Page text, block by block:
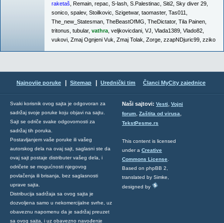
raketaš Remain repac S-lash S.Palestinac Siti2 Sky diver 29
sonico spalev, Stoilkovic Szigetwar, taomaster, Tas011
The_new_Statesman TheBeastOfMG TheDictator, Tila Painen
tritonus tubular, vathra veljkovicdani VJ Vlada1389 Vlado82
vukovi Zmaj Ognjeni Vuk Zmaj Tolak Zorge zzapNDjuric99 zziko
Najnovije poruke Sitemap Urednički tim Članci MyCity zajednice
Svaki korisnik ovog sajta je odgovoran za
sadržaj svoje poruke koju objavi na sajtu.
Sajt se odriče svake odgovornosti za
sadržaj tih poruka.
Postavljanjem vaše poruke ili vašeg
autorskog dela na ovaj sajt, saglasni ste da
ovaj sajt postaje distributer vašeg dela, i
odričete se mogućnosti njegovog
povlačenja ili brisanja, bez saglasnosti
uprave sajta.
Distribucija sadržaja sa ovog sajta je
dozvoljena samo u nekomercijalne svrhe, uz
obaveznu napomenu da je sadržaj preuzet
sa ovog sajta, i uz obavezno navođenje
Naši sajtovi: Vesti, Vojni
forum, Zaštita od virusa,
TekstPesme.rs
This content is licensed
under a Creative
Commons License
Based on phpBB 2,
translated by Simke,
designed by